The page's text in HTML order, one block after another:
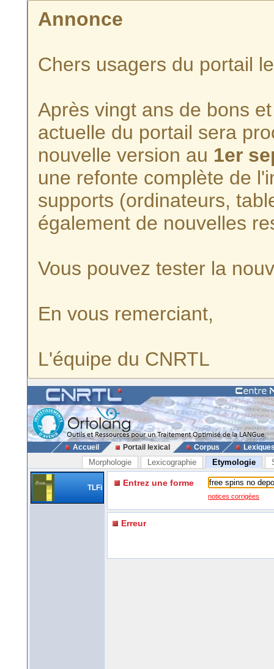
Annonce
Chers usagers du portail
Après vingt ans de bons
actuelle du portail sera
nouvelle version au 1er
une refonte complète de
supports (ordinateurs,
également de nouvelles
Vous pouvez tester la
En vous remerciant,
L'équipe du CNRTL
Accueil Portail lexical Corpus
Morphologie Lexicographie Etymologie
TLFi Entrez une forme
notices corrigées
Erreur